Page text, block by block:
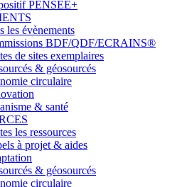
PENSÉE+
les évènements
BDF/QDF/ECRAINS®
de sites exemplaires
& géosourcés
circulaire
& santé
les ressources
à projet & aides
& géosourcés
circulaire